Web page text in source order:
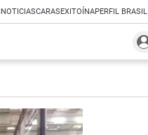
NOTICIASCARASEXITOÍNAPERFIL BRASIL